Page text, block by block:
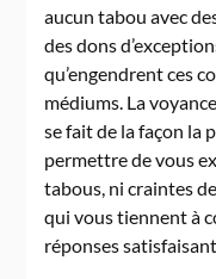
aucun tabou avec
des dons
qu’engendrent ces
médiums. La
se fait de la façon la
permettre de vous
tabous, ni craintes
qui vous tiennent à
réponses